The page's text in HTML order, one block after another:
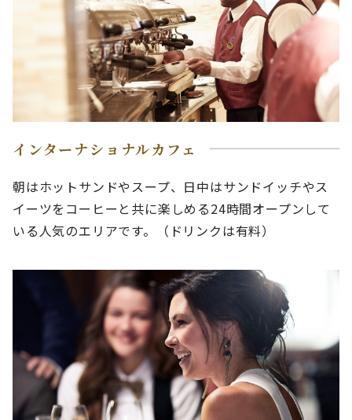
インターナショナルカフェ
朝はホットサンドやスープ、日中はサンドイッチやス
イーツをコーヒーと共に楽しめる24時間オープンして
いる人気のエリアです。（ドリンクは有料）